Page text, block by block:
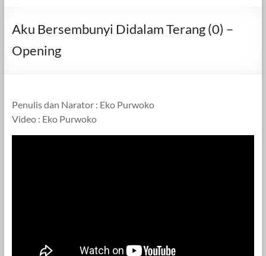
Aku Bersembunyi Didalam Terang (0) –
Opening
Penulis dan Narator : Eko Purwoko
Video : Eko Purwoko